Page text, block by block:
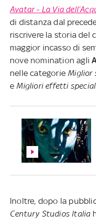
Avatar - La Via
di distanza dal
riscrivere la storia del
maggior incasso di
nove nomination agli
nelle categorie Miglior
e Migliori effetti
Inoltre, dopo la
Century Studios Italia